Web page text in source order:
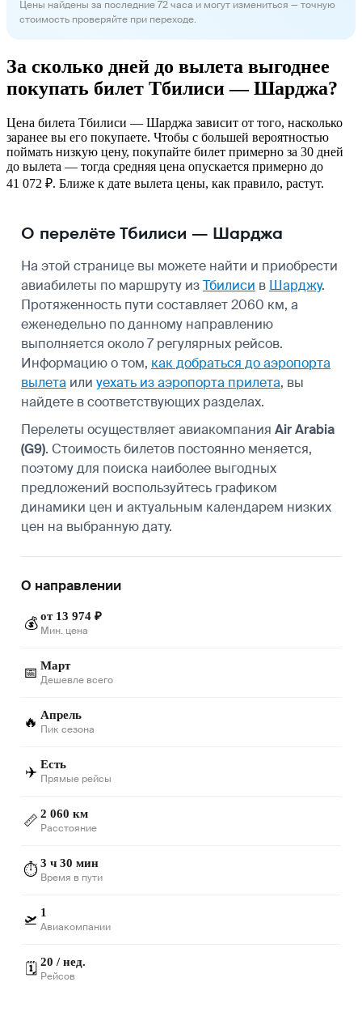
Цены найдены за последние 72 часа и могут измениться — точную
стоимость проверяйте при переходе.
За сколько дней до вылета выгоднее
покупать билет Тбилиси — Шарджа?
Цена билета Тбилиси — Шарджа зависит от того, насколько
заранее вы его покупаете. Чтобы с большей вероятностью
поймать низкую цену, покупайте билет примерно за 30 дней
до вылета — тогда средняя цена опускается примерно до
41 072 ₽. Ближе к дате вылета цены, как правило, растут.
О перелёте Тбилиси — Шарджа
На этой странице вы можете найти и приобрести
авиабилеты по маршруту изТбилиси в Шарджу.
Протяженность пути составляет 2060 км, а
еженедельно по данному направлению
выполняется около 7 регулярных рейсов.
Информацию о том, как добраться до аэропорта
вылета или уехать из аэропорта прилета, вы
найдете в соответствующих разделах.
Перелеты осуществляет авиакомпания Air Arabia
(G9). Стоимость билетов постоянно меняется,
поэтому для поиска наиболее выгодных
предложений воспользуйтесь графиком
динамики цен и актуальным календарем низких
цен на выбранную дату.
О направлении
💰 от 13 974 ₽
Мин. цена
📅 Март
Дешевле всего
🔥 Апрель
Пик сезона
✈️ Есть
Прямые рейсы
📏 2 060 км
Расстояние
⏱️3 ч 30 мин
Время в пути
🛫 1
Авиакомпании
🗓️ 20 / нед.
Рейсов